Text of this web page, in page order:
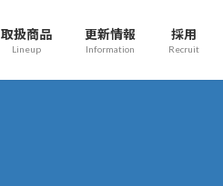
取扱商品
Lineup
更新情報
Information
採用
Recruit